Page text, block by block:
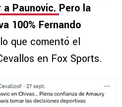
Paunovic. Pero la
100% Fernando
que comentó el
en Fox Sports.